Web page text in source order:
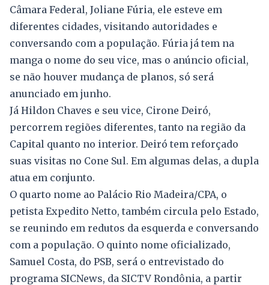
Câmara Federal, Joliane Fúria, ele esteve em
diferentes cidades, visitando autoridades e
conversando com a população. Fúria já tem na
manga o nome do seu vice, mas o anúncio oficial,
se não houver mudança de planos, só será
anunciado em junho.
Já Hildon Chaves e seu vice, Cirone Deiró,
percorrem regiões diferentes, tanto na região da
Capital quanto no interior. Deiró tem reforçado
suas visitas no Cone Sul. Em algumas delas, a dupla
atua em conjunto.
O quarto nome ao Palácio Rio Madeira/CPA, o
petista Expedito Netto, também circula pelo Estado,
se reunindo em redutos da esquerda e conversando
com a população. O quinto nome oficializado,
Samuel Costa, do PSB, será o entrevistado do
programa SICNews, da SICTV Rondônia, a partir